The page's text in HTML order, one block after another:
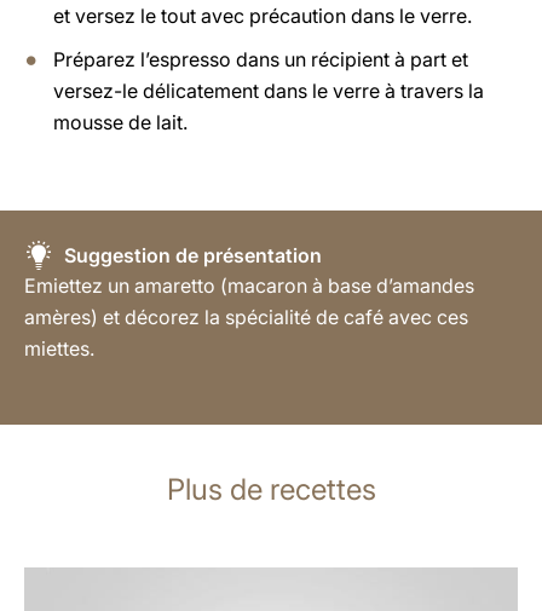
et versez le tout avec précaution dans le verre.
Préparez l’espresso dans un récipient à part et
versez-le délicatement dans le verre à travers la
mousse de lait.
Suggestion de présentation
Emiettez un amaretto (macaron à base d’amandes
amères) et décorez la spécialité de café avec ces
miettes.
Plus de recettes